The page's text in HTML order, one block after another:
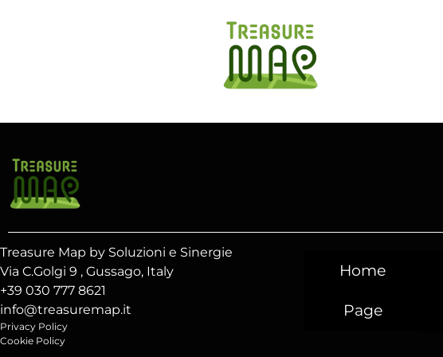
Treasure Map by Soluzioni e Sinergie
Via C.Golgi 9 , Gussago, Italy
+39 030 777 8621
info@treasuremap.it
Privacy Policy
Cookie Policy
Home
Page